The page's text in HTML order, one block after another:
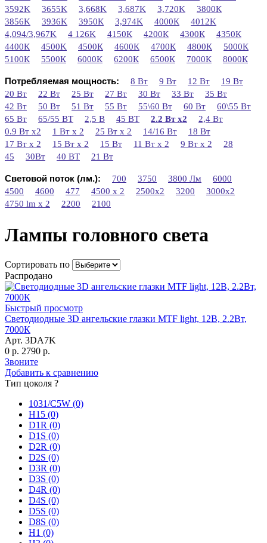
3592K
3655K 3,668K 3,687K 3,720K
3800К
3856K
3936K 3950К 3,974K 4000К
4012K
4,094/3,967K
4 126K 4150К 4200К 4300К
4350К
4400К
4500K 4500К 4600К 4700К 4800К
5000К
5100К
5500К 6000К 6200К 6500К 7000К 8000К
Потребляемая мощность: 8 Вт 9 Вт 12 Вт
19 Вт
20 Вт
22 Вт 25 Вт 27 Вт 30 Вт 33 Вт
35 Вт
42 Вт
50 Вт 51 Вт 55 Вт 55\60 Вт 60 Вт
60\55 Вт
65 Вт
65/55 ВТ 2,5 В 45 ВТ 2.2 Вт х2
2,4 Вт
0.9 Вт x2
1 Вт x 2 25 Вт х 2 14/16 Вт
18 Вт
17 Вт х 2
15 Вт х 2 15 Вт 11 Вт х 2 9 Вт х 2
28
45
30Вт 40 ВТ 21 Вт
Световой поток (лм.): 700 3750 3800 Лм
6000
4500
4600 477 4500 x 2 2500x2 3200
3000x2
4750 lm х 2
2200 2100
Лампы головного света
Сортировать по
Распродано
Быстрый просмотр
Светодиодные 3D ангельские глазки MTF light, 12В, 2.2Вт,
7000К
Арт. 3DA7K
0 р. 2790 р.
Звоните
Добавить к сравнению
Тип цоколя ?
1031/C5W (0)
H15 (0)
D1R (0)
D1S (0)
D2R (0)
D2S (0)
D3R (0)
D3S (0)
D4R (0)
D4S (0)
D5S (0)
D8S (0)
H1 (0)